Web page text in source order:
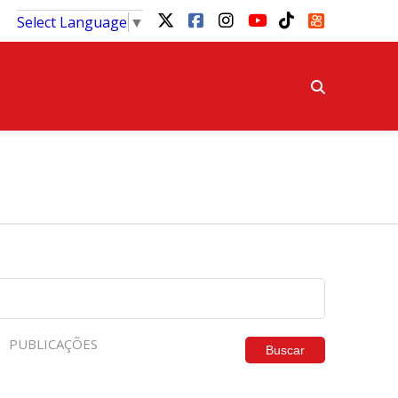
Select Language ▼
PUBLICAÇÕES Buscar